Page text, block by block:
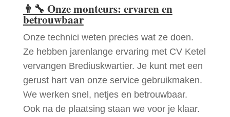
👨‍🔧 Onze monteurs: ervaren en
betrouwbaar
Onze technici weten precies wat ze doen.
Ze hebben jarenlange ervaring met CV Ketel
vervangen Brediuskwartier. Je kunt met een
gerust hart van onze service gebruikmaken.
We werken snel, netjes en betrouwbaar.
Ook na de plaatsing staan we voor je klaar.